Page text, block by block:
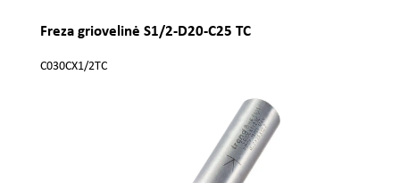
Freza griovelinė S1/2-D20-C25 TC
C030CX1/2TC